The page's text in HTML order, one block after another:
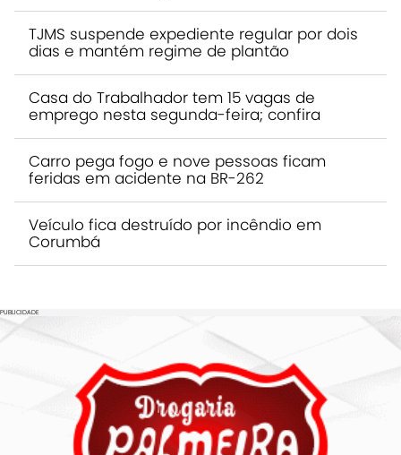
TJMS suspende expediente regular por dois
dias e mantém regime de plantão
Casa do Trabalhador tem 15 vagas de
emprego nesta segunda-feira; confira
Carro pega fogo e nove pessoas ficam
feridas em acidente na BR-262
Veículo fica destruído por incêndio em
Corumbá
PUBLICIDADE